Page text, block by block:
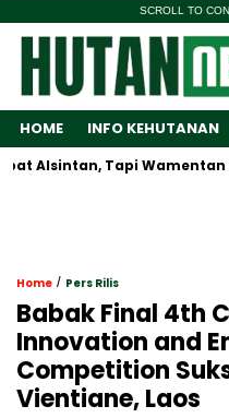
SCROLL TO
HOME INFO KEHUTANAN
Tapi Wamentan
Home / Pers Rilis
Babak Final 4th
Innovation and
Competition
Vientiane, Laos